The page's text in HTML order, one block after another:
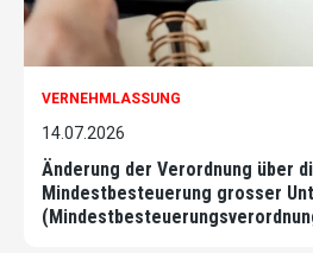
VERNEHMLASSUNG
14.07.2026
Änderung der Verordnung über
Mindestbesteuerung grosser